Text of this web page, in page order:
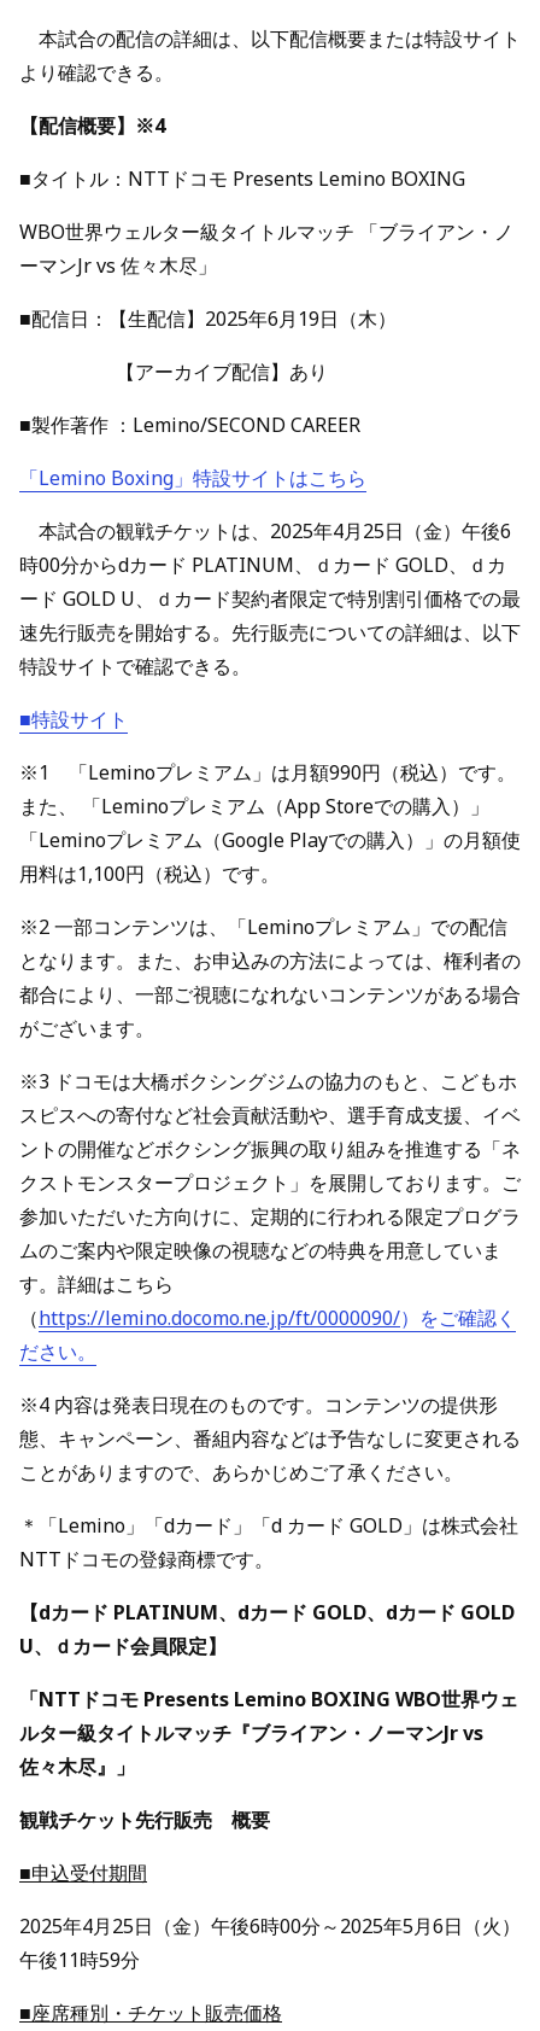
本試合の配信の詳細は、以下配信概要または特設サイト
より確認できる。
【配信概要】 ※4
■タイトル：NTTドコモ Presents Lemino BOXING
WBO世界ウェルター級タイトルマッチ 「ブライアン・ノ
ーマンJr vs 佐々木尽」
■配信日：【生配信】2025年6月19日（木）
【アーカイブ配信】あり
■製作著作 ：Lemino/SECOND CAREER
「Lemino Boxing」特設サイトはこちら
本試合の観戦チケットは、2025年4月25日（金）午後6
時00分からdカード PLATINUM、ｄカード GOLD、ｄカ
ード GOLD U、ｄカード契約者限定で特別割引価格での最
速先行販売を開始する。先行販売についての詳細は、以下
特設サイトで確認できる。
■特設サイト
※1 「Leminoプレミアム」は月額990円（税込）です。
また、 「Leminoプレミアム（App Storeでの購入）」
「Leminoプレミアム（Google Playでの購入）」の月額使
用料は1,100円（税込）です。
※2 一部コンテンツは、「Leminoプレミアム」での配信
となります。また、お申込みの方法によっては、権利者の
都合により、一部ご視聴になれないコンテンツがある場合
がございます。
※3 ドコモは大橋ボクシングジムの協力のもと、こどもホ
スピスへの寄付など社会貢献活動や、選手育成支援、イベ
ントの開催などボクシング振興の取り組みを推進する「ネ
クストモンスタープロジェクト」を展開しております。ご
参加いただいた方向けに、定期的に行われる限定プログラ
ムのご案内や限定映像の視聴などの特典を用意していま
す。詳細はこちら
（https://lemino.docomo.ne.jp/ft/0000090/）をご確認く
ださい。
※4 内容は発表日現在のものです。コンテンツの提供形
態、キャンペーン、番組内容などは予告なしに変更される
ことがありますので、あらかじめご了承ください。
＊「Lemino」「dカード」「d カード GOLD」は株式会社
NTTドコモの登録商標です。
【dカード PLATINUM、dカード GOLD、dカード GOLD
U、ｄカード会員限定】
「NTTドコモ Presents Lemino BOXING WBO世界ウェ
ルター級タイトルマッチ『ブライアン・ノーマンJr vs
佐々木尽』」
観戦チケット先行販売 概要
■申込受付期間
2025年4月25日（金）午後6時00分～2025年5月6日（火）
午後11時59分
■座席種別・チケット販売価格